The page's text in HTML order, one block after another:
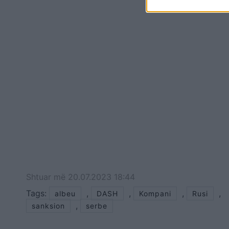
Shtuar më 20.07.2023 18:44
Tags:
albeu , DASH , Kompani , Rusi ,
sanksion , serbe